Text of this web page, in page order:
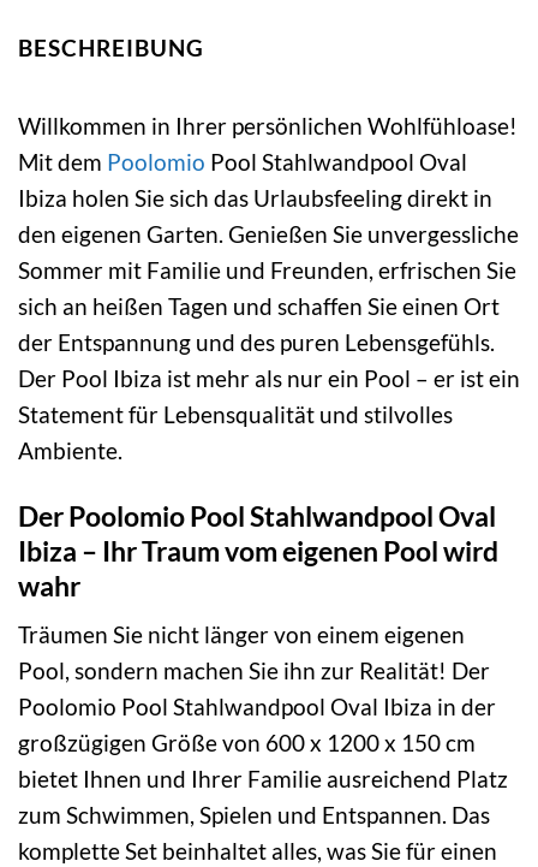
BESCHREIBUNG
Willkommen in Ihrer persönlichen Wohlfühloase!
Mit dem Poolomio Pool Stahlwandpool Oval
Ibiza holen Sie sich das Urlaubsfeeling direkt in
den eigenen Garten. Genießen Sie unvergessliche
Sommer mit Familie und Freunden, erfrischen Sie
sich an heißen Tagen und schaffen Sie einen Ort
der Entspannung und des puren Lebensgefühls.
Der Pool Ibiza ist mehr als nur ein Pool – er ist ein
Statement für Lebensqualität und stilvolles
Ambiente.
Der Poolomio Pool Stahlwandpool Oval
Ibiza – Ihr Traum vom eigenen Pool wird
wahr
Träumen Sie nicht länger von einem eigenen
Pool, sondern machen Sie ihn zur Realität! Der
Poolomio Pool Stahlwandpool Oval Ibiza in der
großzügigen Größe von 600 x 1200 x 150 cm
bietet Ihnen und Ihrer Familie ausreichend Platz
zum Schwimmen, Spielen und Entspannen. Das
komplette Set beinhaltet alles, was Sie für einen